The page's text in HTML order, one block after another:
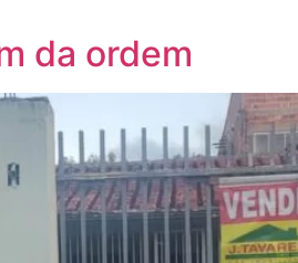
da ordem